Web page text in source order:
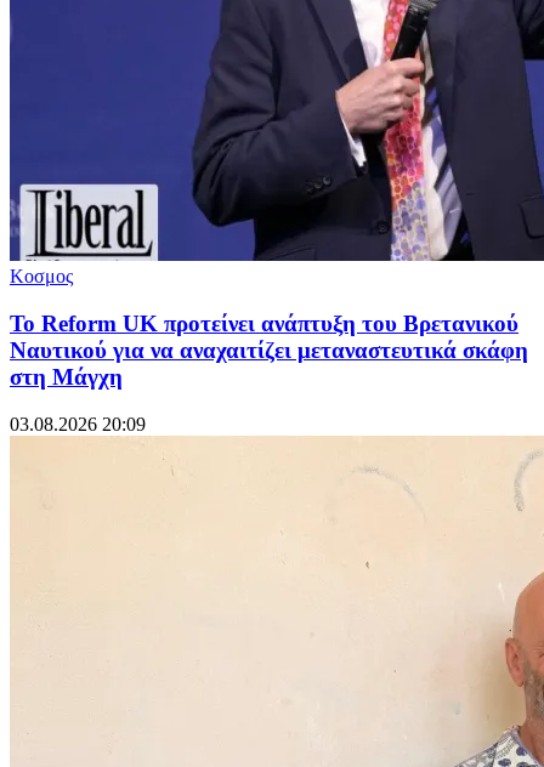
Κοσμος
Το Reform UK προτείνει ανάπτυξη του Βρετανικού
Ναυτικού για να αναχαιτίζει μεταναστευτικά σκάφη
στη Μάγχη
03.08.2026 20:09